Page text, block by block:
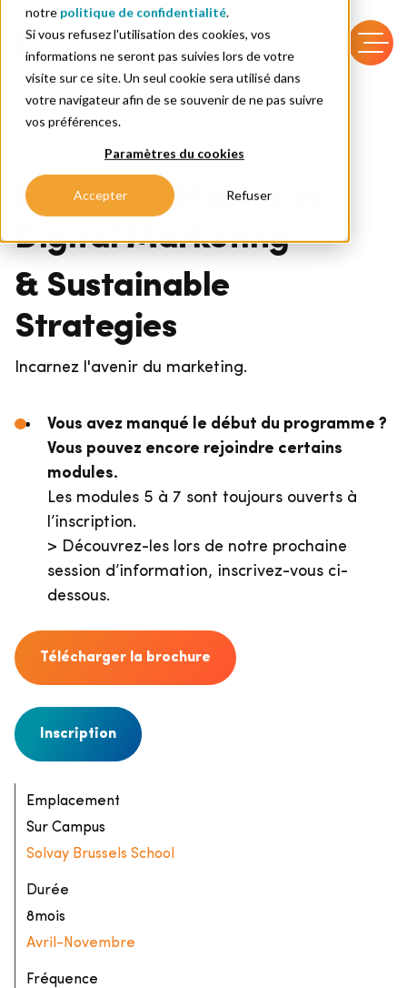
notre politique de confidentialité.
Si vous refusez l'utilisation des cookies, vos
informations ne seront pas suivies lors de votre
visite sur ce site. Un seul cookie sera utilisé dans
votre navigateur afin de se souvenir de ne pas suivre
vos préférences.
Paramètres du cookies
Accepter Refuser
Marketing et Ventes
Executive Master in
Digital Marketing
& Sustainable
Strategies
Incarnez l'avenir du marketing.
Vous avez manqué le début du programme ?
Vous pouvez encore rejoindre certains
modules.
Les modules 5 à 7 sont toujours ouverts à
l’inscription.
> Découvrez-les lors de notre prochaine
session d’information, inscrivez-vous ci-
dessous.
Télécharger la brochure
Inscription
Emplacement
Sur Campus
Solvay Brussels School
Durée
8mois
Avril - Novembre
Fréquence